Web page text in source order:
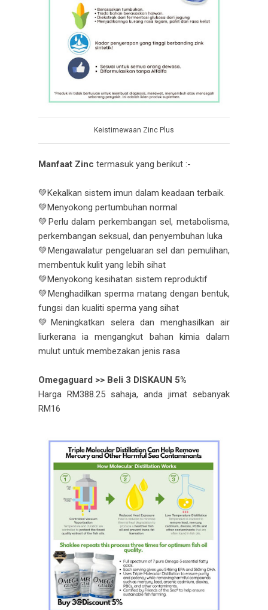
Keistimewaan Zinc Plus
Manfaat Zinc termasuk yang berikut :-
💚Kekalkan sistem imun dalam keadaan terbaik.
💚Menyokong pertumbuhan normal
💚Perlu dalam perkembangan sel, metabolisma,
perkembangan seksual, dan penyembuhan luka
💚Mengawalatur pengeluaran sel dan pemulihan,
membentuk kulit yang lebih sihat
💚Menyokong kesihatan sistem reproduktif
💚Menghadilkan sperma matang dengan bentuk,
fungsi dan kualiti sperma yang sihat
💚Meningkatkan selera dan menghasilkan air
liurkerana ia mengangkut bahan kimia dalam
mulut untuk membezakan jenis rasa
Omegaguard >> Beli 3 DISKAUN 5%
Harga RM388.25 sahaja, anda jimat sebanyak
RM16